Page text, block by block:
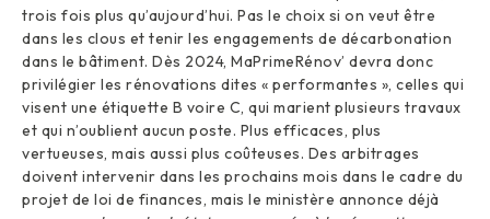
trois fois plus qu’aujourd’hui. Pas le choix si on veut être
dans les clous et tenir les engagements de décarbonation
dans le bâtiment. Dès 2024, MaPrimeRénov’ devra donc
privilégier les rénovations dites « performantes », celles qui
visent une étiquette B voire C, qui marient plusieurs travaux
et qui n’oublient aucun poste. Plus efficaces, plus
vertueuses, mais aussi plus coûteuses. Des arbitrages
doivent intervenir dans les prochains mois dans le cadre du
projet de loi de finances, mais le ministère annonce déjà